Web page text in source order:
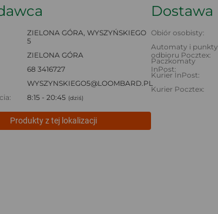
ZIELONA GÓRA, WYSZYŃSKIEGO
5
ZIELONA GÓRA
68 3416727
WYSZYNSKIEGO5@LOOMBARD.PL
8:15 - 20:45 (dziś)
Produkty z tej lokalizacji
Dostawa
Obiór osobisty:
Automaty i punkty
odbioru Pocztex:
Paczkomaty
InPost:
Kurier InPost:
Kurier Pocztex: